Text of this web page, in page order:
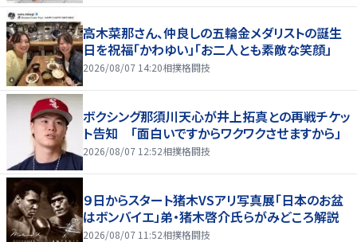
高木菜那さん、仲良しの五輪金メダリストの誕生
日を祝福「かわゆい」「お二人とも素敵な笑顔」
2026/08/07 14:20相撲格闘技
ボクシング那須川天心が井上拓真との再戦チケッ
ト告知 「面白いですからワクワクさせますから」
2026/08/07 12:52相撲格闘技
９日からスタート猪木VSアリ写真展「日本のお盆
はボンバイエ」弟・猪木啓介氏らがみどころ解説
2026/08/07 11:52相撲格闘技